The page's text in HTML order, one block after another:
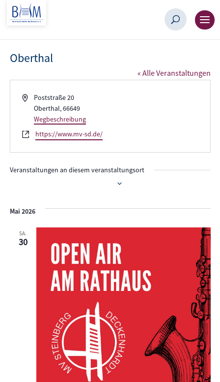
Oberthal
« Alle Veranstaltungen
AdressePoststraße 20
Oberthal,66649
Wegbeschreibung
Webseitehttps://www.mv-sd.de/
Veranstaltungen an diesem veranstaltungsort
wählen.
Mai 2026
SA.
30